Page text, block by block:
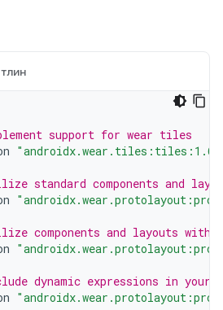
support for wear tiles
standard components and
components and layouts
dynamic expressions in your